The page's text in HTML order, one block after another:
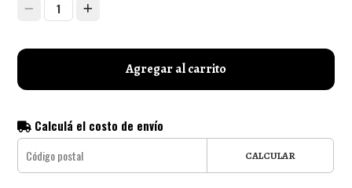
1
Agregar al carrito
Calculá el costo de envío
CALCULAR